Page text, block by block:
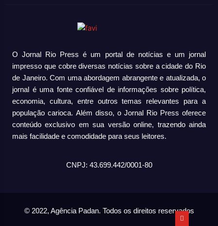
O Jornal Rio Press é um portal de notícias e um jornal
impresso que cobre diversas notícias sobre a cidade do Rio
de Janeiro. Com uma abordagem abrangente e atualizada, o
jornal é uma fonte confiável de informações sobre política,
economia, cultura, entre outros temas relevantes para a
população carioca. Além disso, o Jornal Rio Press oferece
conteúdo exclusivo em sua versão online, trazendo ainda
mais facilidade e comodidade para seus leitores.
CNPJ: 43.699.442/0001-80
© 2022, Agência Padan. Todos os direitos reservados